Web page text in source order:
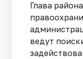
Глава
ведут